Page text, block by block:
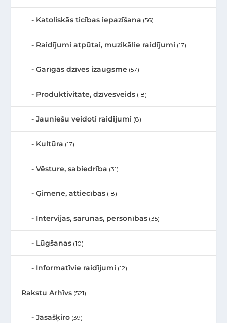
Katoliskās ticības iepazīšana (56)
Raidījumi atpūtai, muzikālie raidījumi (17)
Garīgās dzīves izaugsme (57)
Produktivitāte, dzīvesveids (18)
Jauniešu veidoti raidījumi (8)
Kultūra (17)
Vēsture, sabiedrība (31)
Ģimene, attiecības (18)
Intervijas, sarunas, personības (35)
Lūgšanas (10)
Informatīvie raidījumi (12)
Rakstu Arhīvs (521)
Jāsašķiro (39)